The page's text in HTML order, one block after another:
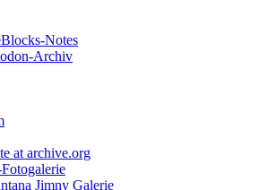
Notes
Archiv
at archive.org
Jimny Galerie